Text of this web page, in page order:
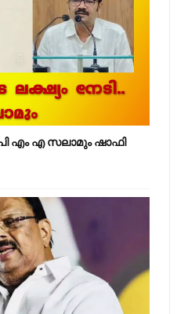
എം എ സലാമും ഷാഫി